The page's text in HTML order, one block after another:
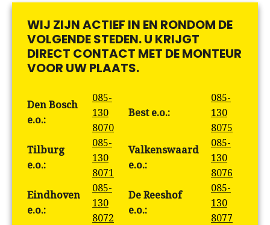
WIJ ZIJN ACTIEF IN EN RONDOM DE
VOLGENDE STEDEN. U KRIJGT
DIRECT CONTACT MET DE MONTEUR
VOOR UW PLAATS.
Den Bosch
e.o.:
085-
130
8070
Best e.o.:
085-
130
8075
Tilburg
e.o.:
085-
130
8071
Valkenswaard
e.o.:
085-
130
8076
Eindhoven
e.o.:
085-
130
8072
De Reeshof
e.o.:
085-
130
8077